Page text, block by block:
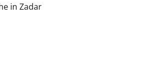
in Zadar